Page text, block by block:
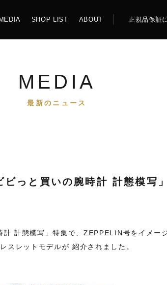
MEDIA SHOP LIST ABOUT 正規品保証
MEDIA
最新のニュース
っと買いの腕時計 計態模写」
計態模写」特集で、ZEPPELIN号をイメー
スレットモデルが 紹介されました。